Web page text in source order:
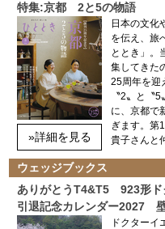
特集:京都 2と5の物語
»詳細を見る
日本の文化
を伝え、旅
ととき」。
集してきた
25周年を迎
〝2〟と〝
に、京都で
ぎます。第
貴子さんと
ウェッジブックス
ありがとうT4&T5 923形ド
引退記念カレンダー2027
ドクターイ